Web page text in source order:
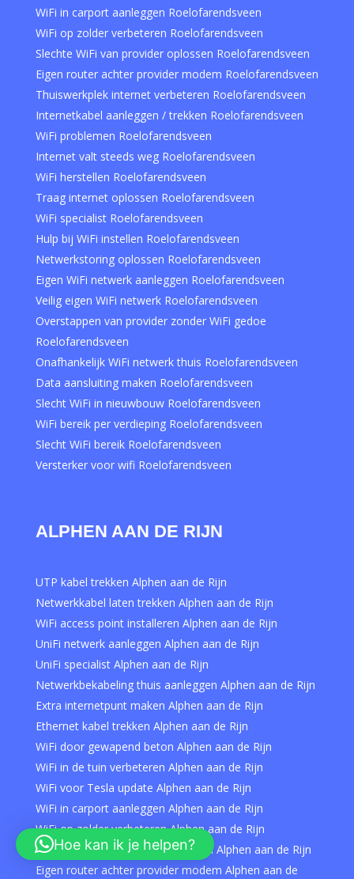
WiFi in carport aanleggen Roelofarendsveen
WiFi op zolder verbeteren Roelofarendsveen
Slechte WiFi van provider oplossen Roelofarendsveen
Eigen router achter provider modem Roelofarendsveen
Thuiswerkplek internet verbeteren Roelofarendsveen
Internetkabel aanleggen / trekken Roelofarendsveen
WiFi problemen Roelofarendsveen
Internet valt steeds weg Roelofarendsveen
WiFi herstellen Roelofarendsveen
Traag internet oplossen Roelofarendsveen
WiFi specialist Roelofarendsveen
Hulp bij WiFi instellen Roelofarendsveen
Netwerkstoring oplossen Roelofarendsveen
Eigen WiFi netwerk aanleggen Roelofarendsveen
Veilig eigen WiFi netwerk Roelofarendsveen
Overstappen van provider zonder WiFi gedoe
Roelofarendsveen
Onafhankelijk WiFi netwerk thuis Roelofarendsveen
Data aansluiting maken Roelofarendsveen
Slecht WiFi in nieuwbouw Roelofarendsveen
WiFi bereik per verdieping Roelofarendsveen
Slecht WiFi bereik Roelofarendsveen
Versterker voor wifi Roelofarendsveen
ALPHEN AAN DE RIJN
UTP kabel trekken Alphen aan de Rijn
Netwerkkabel laten trekken Alphen aan de Rijn
WiFi access point installeren Alphen aan de Rijn
UniFi netwerk aanleggen Alphen aan de Rijn
UniFi specialist Alphen aan de Rijn
Netwerkbekabeling thuis aanleggen Alphen aan de Rijn
Extra internetpunt maken Alphen aan de Rijn
Ethernet kabel trekken Alphen aan de Rijn
WiFi door gewapend beton Alphen aan de Rijn
WiFi in de tuin verbeteren Alphen aan de Rijn
WiFi voor Tesla update Alphen aan de Rijn
WiFi in carport aanleggen Alphen aan de Rijn
WiFi op zolder verbeteren Alphen aan de Rijn
Slechte WiFi van provider oplossen Alphen aan de Rijn
Eigen router achter provider modem Alphen aan de
Hoe kan ik je helpen?